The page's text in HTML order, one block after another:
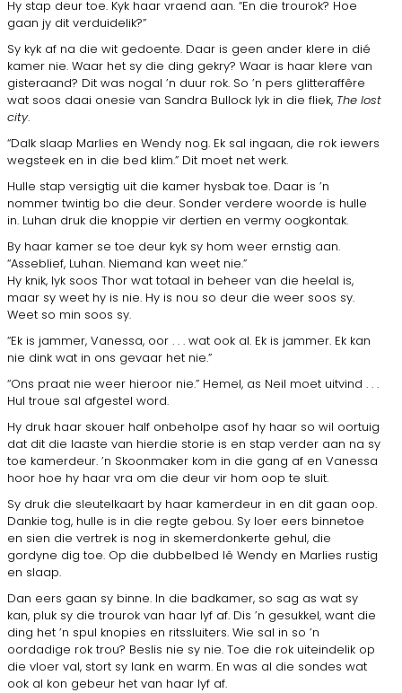
Hy stap deur toe. Kyk haar vraend aan. “En die trourok? Hoe
gaan jy dit verduidelik?”
Sy kyk af na die wit gedoente. Daar is geen ander klere in dié
kamer nie. Waar het sy die ding gekry? Waar is haar klere van
gisteraand? Dit was nogal ’n duur rok. So ’n pers glitteraffêre
wat soos daai onesie van Sandra Bullock lyk in die fliek, The lost
city.
“Dalk slaap Marlies en Wendy nog. Ek sal ingaan, die rok iewers
wegsteek en in die bed klim.” Dit moet net werk.
Hulle stap versigtig uit die kamer hysbak toe. Daar is ’n
nommer twintig bo die deur. Sonder verdere woorde is hulle
in. Luhan druk die knoppie vir dertien en vermy oogkontak.
By haar kamer se toe deur kyk sy hom weer ernstig aan.
“Asseblief, Luhan. Niemand kan weet nie.”
Hy knik, lyk soos Thor wat totaal in beheer van die heelal is,
maar sy weet hy is nie. Hy is nou so deur die weer soos sy.
Weet so min soos sy.
“Ek is jammer, Vanessa, oor . . . wat ook al. Ek is jammer. Ek kan
nie dink wat in ons gevaar het nie.”
“Ons praat nie weer hieroor nie.” Hemel, as Neil moet uitvind . . .
Hul troue sal afgestel word.
Hy druk haar skouer half onbeholpe asof hy haar so wil oortuig
dat dit die laaste van hierdie storie is en stap verder aan na sy
toe kamerdeur. ’n Skoonmaker kom in die gang af en Vanessa
hoor hoe hy haar vra om die deur vir hom oop te sluit.
Sy druk die sleutelkaart by haar kamerdeur in en dit gaan oop.
Dankie tog, hulle is in die regte gebou. Sy loer eers binnetoe
en sien die vertrek is nog in skemerdonkerte gehul, die
gordyne dig toe. Op die dubbelbed lê Wendy en Marlies rustig
en slaap.
Dan eers gaan sy binne. In die badkamer, so sag as wat sy
kan, pluk sy die trourok van haar lyf af. Dis ’n gesukkel, want die
ding het ’n spul knopies en ritssluiters. Wie sal in so ’n
oordadige rok trou? Beslis nie sy nie. Toe die rok uiteindelik op
die vloer val, stort sy lank en warm. En was al die sondes wat
ook al kon gebeur het van haar lyf af.